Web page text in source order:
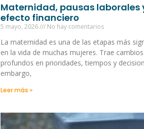
Maternidad, pausas laborales
efecto financiero
5 mayo, 2026 No hay comentarios
La maternidad es una de las etapas más
en la vida de muchas mujeres. Trae cambios
profundos en prioridades, tiempos y
embargo,
Leer más »